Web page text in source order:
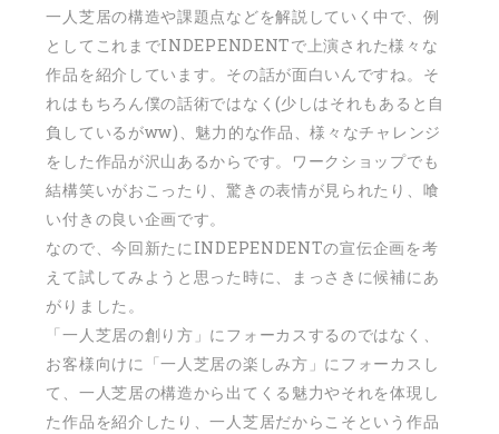
一人芝居の構造や課題点などを解説していく中で、例
としてこれまでINDEPENDENTで上演された様々な
作品を紹介しています。その話が面白いんですね。そ
れはもちろん僕の話術ではなく(少しはそれもあると自
負しているがww)、魅力的な作品、様々なチャレンジ
をした作品が沢山あるからです。ワークショップでも
結構笑いがおこったり、驚きの表情が見られたり、喰
い付きの良い企画です。
なので、今回新たにINDEPENDENTの宣伝企画を考
えて試してみようと思った時に、まっさきに候補にあ
がりました。
「一人芝居の創り方」にフォーカスするのではなく、
お客様向けに「一人芝居の楽しみ方」にフォーカスし
て、一人芝居の構造から出てくる魅力やそれを体現し
た作品を紹介したり、一人芝居だからこそという作品